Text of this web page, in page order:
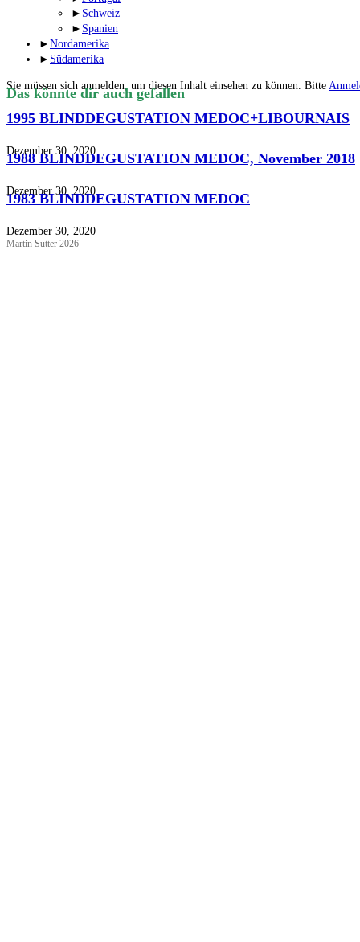
► Schweiz
► Spanien
► Nordamerika
► Südamerika
Sie müssen sich anmelden, um diesen Inhalt einsehen zu können. Bitte
Das könnte dir auch gefallen
1995 BLINDDEGUSTATION MEDOC+LIBOURNAIS
Dezember 30, 2020
1988 BLINDDEGUSTATION MEDOC, November 2018
Dezember 30, 2020
1983 BLINDDEGUSTATION MEDOC
Dezember 30, 2020
Martin Sutter 2026